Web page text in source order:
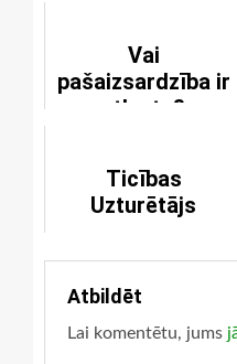
Vai
pašaizsardzība ir
atļauta?
Ticības
Uzturētājs
Atbildēt
Lai komentētu, jums